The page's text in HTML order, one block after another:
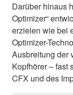
Darüber hinaus
Optimizer“
erzielen wie bei
Optimizer-
Ausbreitung der
Kopfhörer – fast
CFX und des